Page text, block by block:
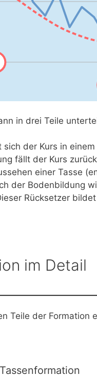
in drei Teile
der Kurs in
fällt der Kurs
einer Tasse
der Bodenbildung
Rücksetzer
im Detail
Teile der Formation